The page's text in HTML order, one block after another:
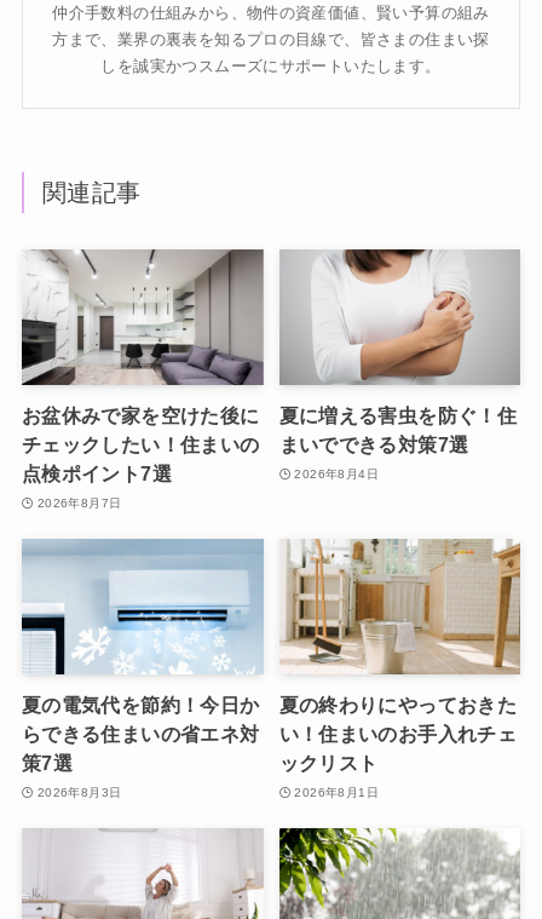
仲介手数料の仕組みから、物件の資産価値、賢い予算の組み
方まで、業界の裏表を知るプロの目線で、皆さまの住まい探
しを誠実かつスムーズにサポートいたします。
関連記事
お盆休みで家を空けた後に
チェックしたい！住まいの
点検ポイント7選
2026年8月7日
夏に増える害虫を防ぐ！住
まいでできる対策7選
2026年8月4日
夏の電気代を節約！今日か
らできる住まいの省エネ対
策7選
2026年8月3日
夏の終わりにやっておきた
い！住まいのお手入れチェ
ックリスト
2026年8月1日